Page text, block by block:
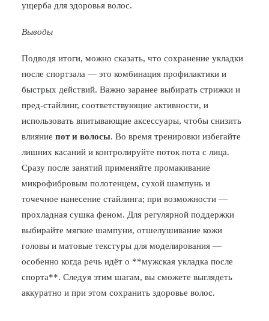
ущерба для здоровья волос.
Выводы
Подводя итоги, можно сказать, что сохранение укладки
после спортзала — это комбинация профилактики и
быстрых действий. Важно заранее выбирать стрижки и
пред-стайлинг, соответствующие активности, и
использовать впитывающие аксессуары, чтобы снизить
влияние пот и волосы. Во время тренировки избегайте
лишних касаний и контролируйте поток пота с лица.
Сразу после занятий применяйте промакивание
микрофибровым полотенцем, сухой шампунь и
точечное нанесение стайлинга; при возможности —
прохладная сушка феном. Для регулярной поддержки
выбирайте мягкие шампуни, отшелушивание кожи
головы и матовые текстуры для моделирования —
особенно когда речь идёт о **мужская укладка после
спорта**. Следуя этим шагам, вы сможете выглядеть
аккуратно и при этом сохранить здоровье волос.